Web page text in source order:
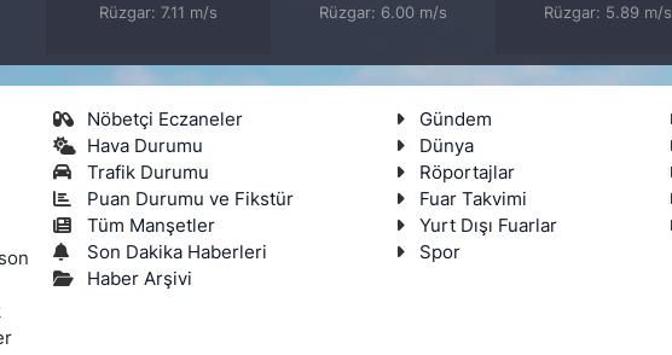
Rüzgar: 7.11 m/s
Rüzgar: 6.00 m/s
Rüzgar: 5.89 m/s
Nöbetçi Eczaneler
Hava Durumu
Trafik Durumu
Puan Durumu ve Fikstür
Tüm Manşetler
Son Dakika Haberleri
Haber Arşivi
Gündem
Dünya
Röportajlar
Fuar Takvimi
Yurt Dışı Fuarlar
Spor